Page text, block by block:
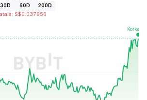
30D 60D
200D
: S$0.037956